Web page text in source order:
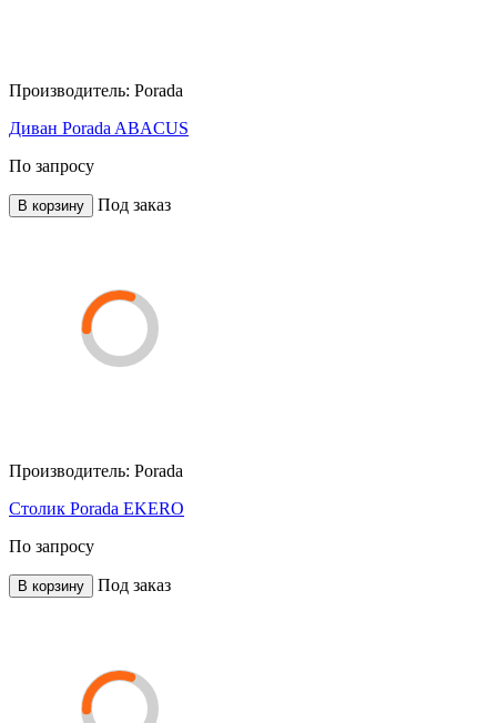
Производитель: Porada
Диван Porada ABACUS
По запросу
В корзину Под заказ
Производитель: Porada
Столик Porada EKERO
По запросу
В корзину Под заказ